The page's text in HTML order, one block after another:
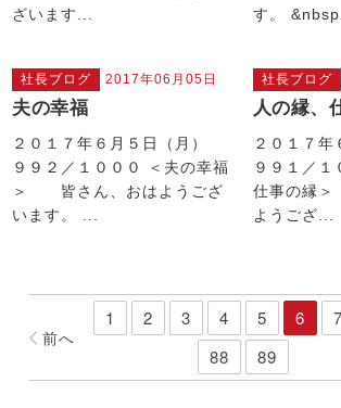
ざいます...
す。
社長ブログ 2017年06月05日
夫の幸福
２０１７年６月５日（月）
９９２／１０００ ＜夫の幸福
＞ 皆さん、おはようござ
います。 ...
社長ブログ
人の縁、
２０１７
９９１／１
仕事の縁
ようござ...
前へ
1 2 3 4 5 6 7
88
89